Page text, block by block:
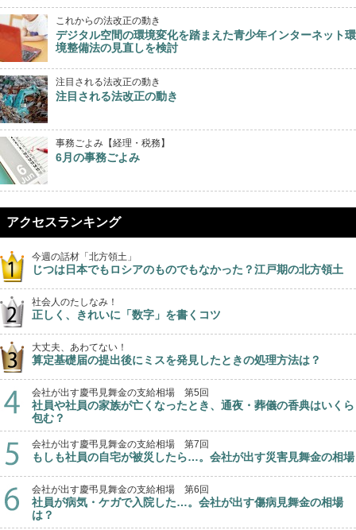
これからの法改正の動き
デジタル空間の環境変化を踏まえた青少年インターネット環
境整備法の見直しを検討
注目される法改正の動き
注目される法改正の動き
事務ごよみ【経理・税務】
6月の事務ごよみ
アクセスランキング
今週の話材「北方領土」
じつは日本でもロシアのものでもなかった？江戸期の北方領土
社会人のたしなみ！
正しく、きれいに「数字」を書くコツ
大丈夫、あわてない！
算定基礎届の提出後にミスを発見したときの処理方法は？
会社が出す慶弔見舞金の支給相場 第5回
社員や社員の家族が亡くなったとき、通夜・葬儀の香典はいくら
包む？
会社が出す慶弔見舞金の支給相場 第7回
もしも社員の自宅が被災したら…。会社が出す災害見舞金の相場
会社が出す慶弔見舞金の支給相場 第6回
社員が病気・ケガで入院した…。会社が出す傷病見舞金の相場
は？